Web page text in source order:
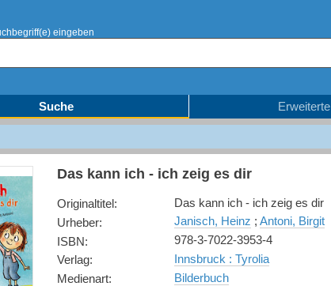
eingeben
Suche
Das kann ich - ich zeig es dir
Originaltitel:
Das kann ich - ich zeig es dir
Urheber: Janisch, Heinz ; Antoni, Birgit
ISBN:
978-3-7022-3953-4
Verlag:
Innsbruck : Tyrolia
Medienart:
Bilderbuch